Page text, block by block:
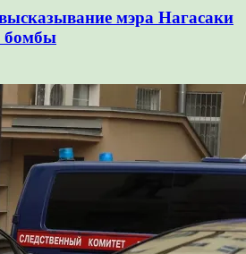
мэра Нагасаки
бомбы